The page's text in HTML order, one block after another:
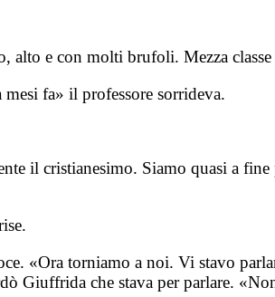
alto e con molti brufoli. Mezza
fa» il professore sorrideva.
il cristianesimo. Siamo quasi a
«Ora torniamo a noi. Vi stavo
Giuffrida che stava per parlare.